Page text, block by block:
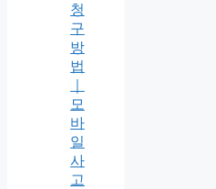
청
구
방
법
모
바
일
사
고